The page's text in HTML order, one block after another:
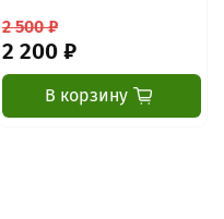
2 500 ₽
2 200 ₽
В корзину